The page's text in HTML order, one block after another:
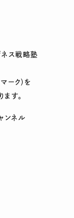
ス戦略塾
ーク）を
す。
ンネル